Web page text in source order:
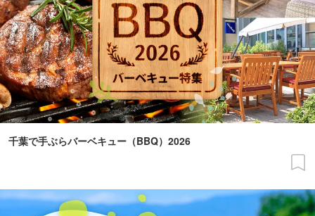
千葉で手ぶらバーベキュー（BBQ）2026